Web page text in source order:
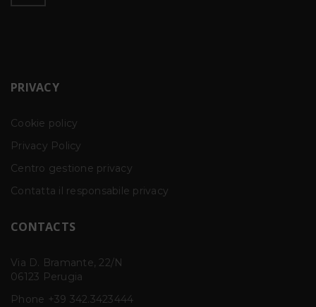
PRIVACY
Cookie policy
Privacy Policy
Centro gestione privacy
Contatta il responsabile privacy
CONTACTS
Via D. Bramante, 22/N
06123 Perugia
Phone +39 342.3423444